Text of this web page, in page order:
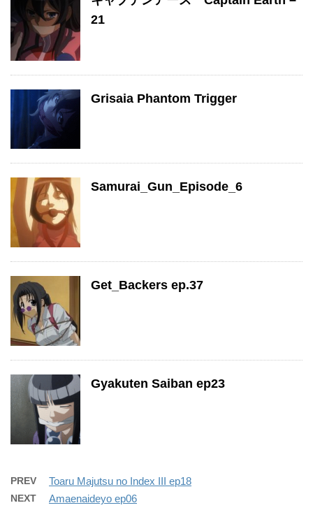
21
Grisaia Phantom Trigger
Samurai_Gun_Episode_6
Get_Backers ep.37
Gyakuten Saiban ep23
PREV Toaru Majutsu no Index III ep18
NEXT Amaenaideyo ep06